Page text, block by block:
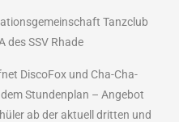
Tanzclub
des SSV Rhade
DiscoFox und Cha-Cha-
Stundenplan – Angebot
ab der aktuell dritten und